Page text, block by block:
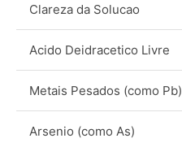
Clareza da Solucao
Acido Deidracetico Livre
Metais Pesados (como Pb)
Arsenio (como As)